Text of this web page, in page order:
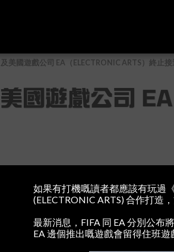
及美國遊戲公司 EA（ELECTRONIC ARTS）終止
國遊戲公司
如果有打機嘅讀者都應該有玩過
(ELECTRONIC ARTS) 合作打造
最新消息，FIFA 同 EA 分別公布
EA 邊個推出嘅遊戲會留得住班遊